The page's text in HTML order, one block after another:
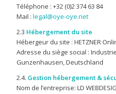
Téléphone : +32 (0)2 374 63 84
Mail : legal@oye-oye.net
2.3 Hébergement du site
Hébergeur du site : HETZNER
Adresse du siège social :
Gunzenhausen, Deutschland
2.4. Gestion hébergement &
Nom de l’entreprise: LD